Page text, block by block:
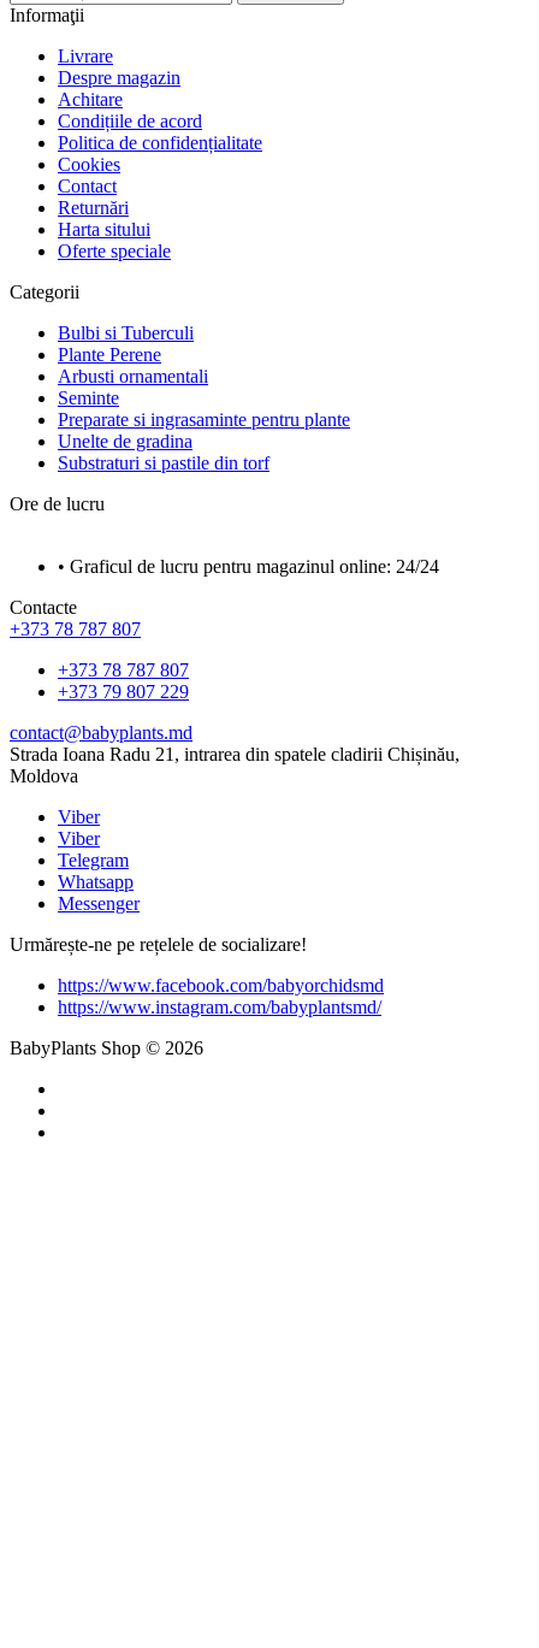
Informaţii
Livrare
Despre magazin
Achitare
Condițiile de acord
Politica de confidențialitate
Cookies
Contact
Returnări
Harta sitului
Oferte speciale
Categorii
Bulbi si Tuberculi
Plante Perene
Arbusti ornamentali
Seminte
Preparate si ingrasaminte pentru plante
Unelte de gradina
Substraturi si pastile din torf
Ore de lucru
• Graficul de lucru pentru magazinul online: 24/24
Contacte
+373 78 787 807
+373 78 787 807
+373 79 807 229
contact@babyplants.md
Strada Ioana Radu 21, intrarea din spatele cladirii Chișinău,
Moldova
Viber
Viber
Telegram
Whatsapp
Messenger
Urmărește-ne pe rețelele de socializare!
https://www.facebook.com/babyorchidsmd
https://www.instagram.com/babyplantsmd/
BabyPlants Shop © 2026